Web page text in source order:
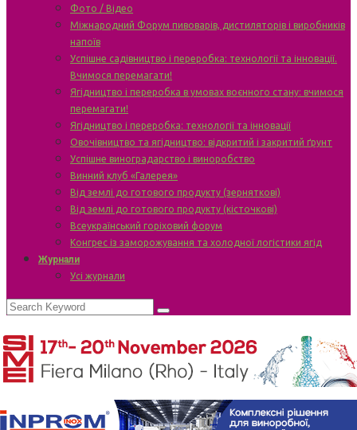
Фото / Відео
Міжнародний Форум пивоварів, дистиляторів і виробників
напоїв
Успішне садівництво і переробка: технології та інновації.
Вчимося перемагати!
Ягідництво і переробка в умовах воєнного стану: вчимося
перемагати!
Ягідництво і переробка: технології та інновації
Овочівництво та ягідництво: відкритий і закритий ґрунт
Успішне виноградарство і виноробство
Винний клуб «Галерея»
Від землі до готового продукту (зерняткові)
Від землі до готового продукту (кісточкові)
Всеукраїнський горіховий форум
Конгрес із заморожування та холодної логістики ягід
Журнали
Усі журнали